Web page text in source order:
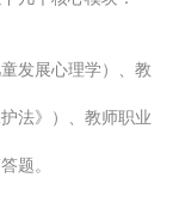
发展心理学）、教
法》）、教师职业
题。